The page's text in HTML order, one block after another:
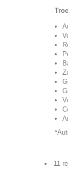
11